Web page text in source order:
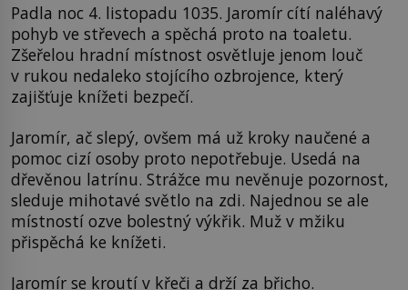
Padla noc 4. listopadu 1035. Jaromír cítí naléhavý
pohyb ve střevech a spěchá proto na toaletu.
Zšeřelou hradní místnost osvětluje jenom louč
v rukou nedaleko stojícího ozbrojence, který
zajišťuje knížeti bezpečí.
Jaromír, ač slepý, ovšem má už kroky naučené a
pomoc cizí osoby proto nepotřebuje. Usedá na
dřevěnou latrínu. Strážce mu nevěnuje pozornost,
sleduje mihotavé světlo na zdi. Najednou se ale
místností ozve bolestný výkřik. Muž v mžiku
přispěchá ke knížeti.
Jaromír se kroutí v křeči a drží za břicho.